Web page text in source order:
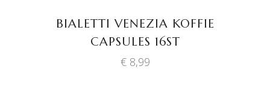
BIALETTI VENEZIA KOFFIE
CAPSULES 16ST
€8,99